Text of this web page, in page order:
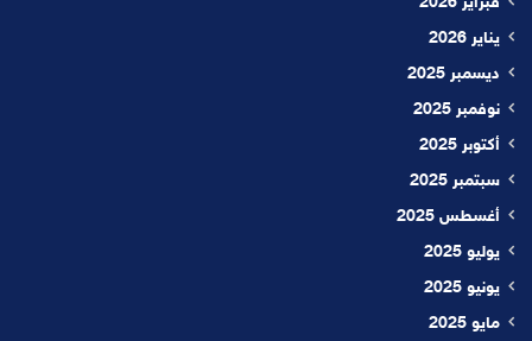
يناير 2026
ديسمبر 2025
نوفمبر 2025
أكتوبر 2025
سبتمبر 2025
أغسطس 2025
يوليو 2025
يونيو 2025
مايو 2025